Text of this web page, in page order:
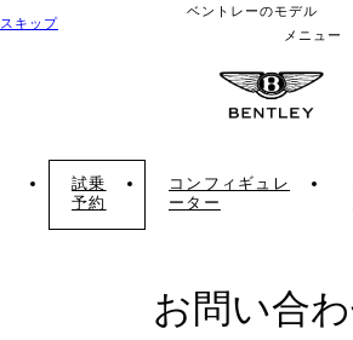
スキップ
ベントレーのモデル
メニュー
試乗
予約
コンフィギュレ
ーター
お問い合